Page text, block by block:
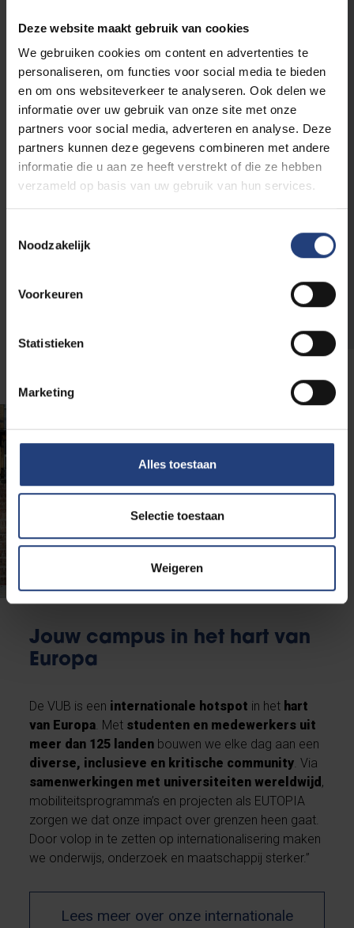
Deze website maakt gebruik van cookies
We gebruiken cookies om content en advertenties te
personaliseren, om functies voor social media te bieden
en om ons websiteverkeer te analyseren. Ook delen we
informatie over uw gebruik van onze site met onze
partners voor social media, adverteren en analyse. Deze
partners kunnen deze gegevens combineren met andere
informatie die u aan ze heeft verstrekt of die ze hebben
verzameld op basis van uw gebruik van hun services.
Noodzakelijk
Voorkeuren
Statistieken
Marketing
Alles toestaan
Selectie toestaan
Weigeren
secundaire scholen en hun leerkrachten. Met
gastlessen, labobezoeken, workshops en
wedstrijden ontdekken leerlingen wetenschap
in actie –op de campus of in de klas. Wie
arts wil worden, kan rekenen op onze gerichte
voorbereiding voor het Toelatingsexamen
Geneeskunde. Ook leerkrachten zelf staan
we bij. Metopleidingen, seminaries en
praktische tools – onder andere rond STEM
leerlingen.
Ontdek het volledige aanbod
Jouw campus in het hart van
Europa
De VUB is een internationale hotspot in het hart
van Europa. Met studenten en medewerkers uit
meer dan 125 landen bouwen we elke dag aan een
diverse, inclusieve en kritische community. Via
samenwerkingen met universiteiten wereldwijd ,
mobiliteitsprogramma’s en projecten als EUTOPIA
zorgen we dat onze impact over grenzen heen gaat.
Door volop in te zetten op internationalisering maken
we onderwijs, onderzoek en maatschappij sterker.”
Lees meer over onze internationale